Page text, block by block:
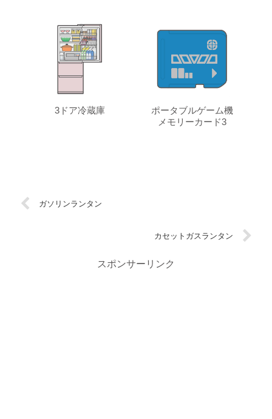
3ドア冷蔵庫
ポータブルゲーム機
メモリーカード3
ガソリンランタン
カセットガスランタン
スポンサーリンク